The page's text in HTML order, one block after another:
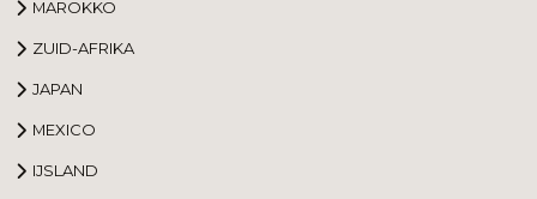
MAROKKO
ZUID-AFRIKA
JAPAN
MEXICO
IJSLAND